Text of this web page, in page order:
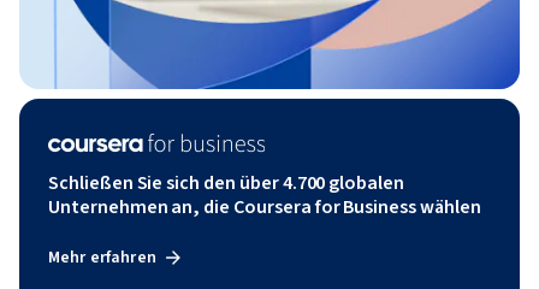
Schließen Sie sich den über 4.700 globalen
Unternehmen an, die Coursera for Business wählen
Mehr erfahren